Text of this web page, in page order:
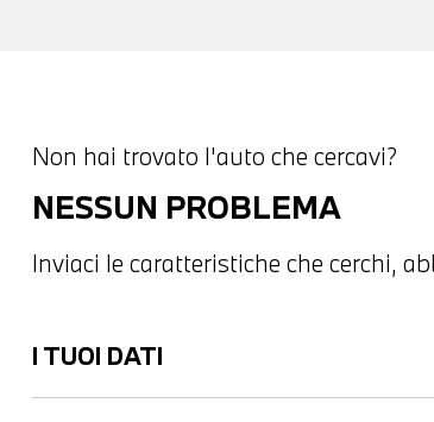
Non hai trovato l'auto che cercavi?
NESSUN PROBLEMA
Inviaci le caratteristiche che cerchi,
I TUOI DATI